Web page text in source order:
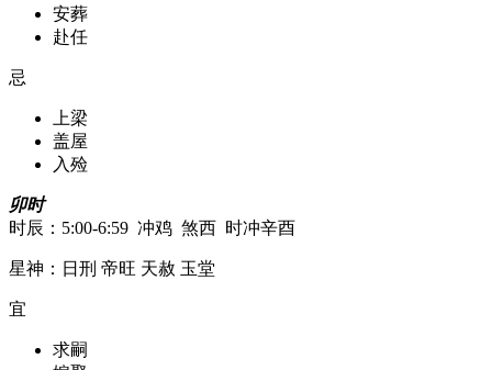
安葬
赴任
忌
上梁
盖屋
入殓
卯时
时辰：5:00-6:59 冲鸡 煞西 时冲辛酉
星神：日刑 帝旺 天赦 玉堂
宜
求嗣